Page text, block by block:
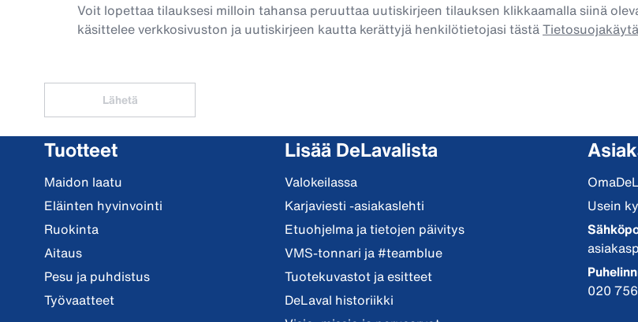
Voit lopettaa tilauksesi milloin tahansa peruuttaa uutiskirjeen tilauksen klikkaamalla siinä
käsittelee verkkosivuston ja uutiskirjeen kautta kerättyjä henkilötietojasi tästä
Lähetä
Tuotteet
Maidon laatu
Eläinten hyvinvointi
Ruokinta
Aitaus
Pesu ja puhdistus
Työvaatteet
Lisää DeLavalista
Valokeilassa
Karjaviesti -asiakaslehti
Etuohjelma ja tietojen päivitys
VMS-tonnari ja #teamblue
Tuotekuvastot ja esitteet
DeLaval historiikki
Usein
020